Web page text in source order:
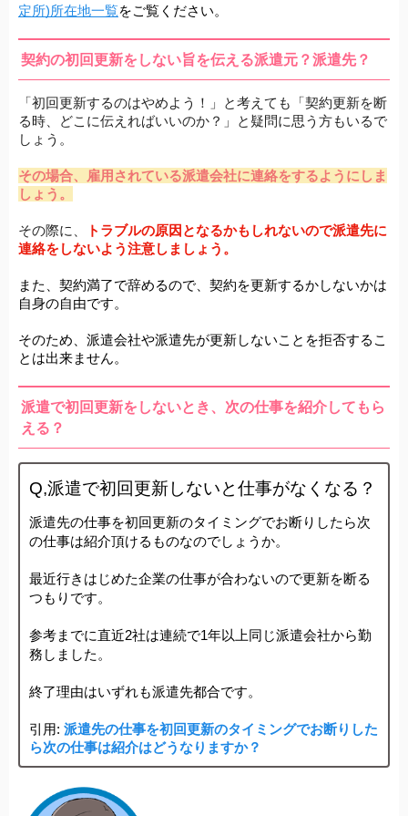
定所)所在地一覧をご覧ください。
契約の初回更新をしない旨を伝える派遣元？派遣先？
「初回更新するのはやめよう！」と考えても「契約更新を断
る時、どこに伝えればいいのか？」と疑問に思う方もいるで
しょう。
その場合、雇用されている派遣会社に連絡をするようにしま
しょう。
その際に、
トラブルの原因となるかもしれないので派遣先に
連絡をしないよう注意しましょう。
また、契約満了で辞めるので、契約を更新するかしないかは
自身の自由です。
そのため、派遣会社や派遣先が更新しないことを拒否するこ
とは出来ません。
派遣で初回更新をしないとき、次の仕事を紹介してもら
える？
Q,派遣で初回更新しないと仕事がなくなる？
派遣先の仕事を初回更新のタイミングでお断りしたら次
の仕事は紹介頂けるものなのでしょうか。
最近行きはじめた企業の仕事が合わないので更新を断る
つもりです。
参考までに直近2社は連続で1年以上同じ派遣会社から勤
務しました。
終了理由はいずれも派遣先都合です。
引用: 派遣先の仕事を初回更新のタイミングでお断りした
ら次の仕事は紹介はどうなりますか？